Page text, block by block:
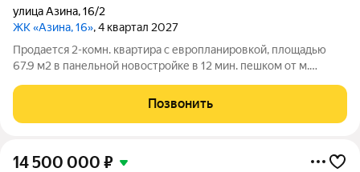
улица Азина,16/2
ЖК «Азина, 16», 4 квартал 2027
Продается 2-комн. квартира с европланировкой, площадью
67.9 м2 в панельной новостройке в 12 мин. пешком от м.
ипотечных средств, есть военная ипотека. Жилая площадь 27.9
м2, кухня 20.5 м2, отделка
Позвонить
14 500 000 ₽